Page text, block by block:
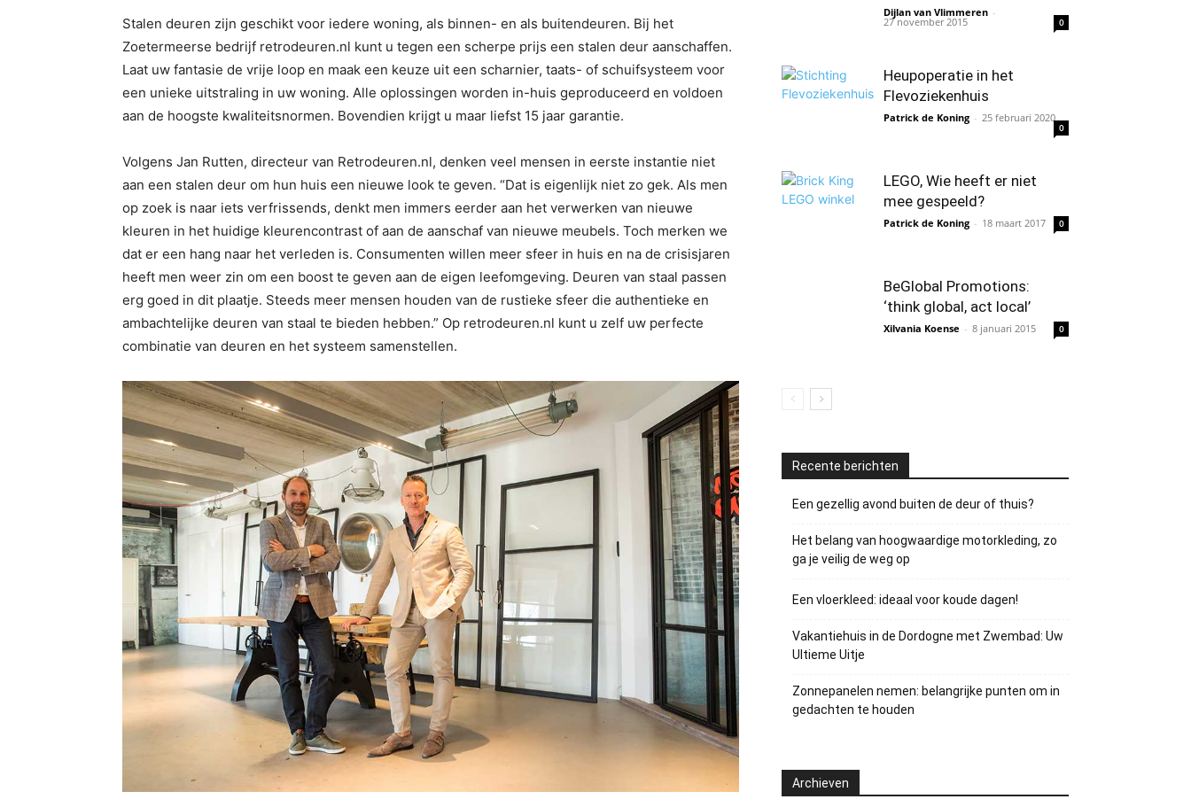
Stalen deuren zijn geschikt voor iedere woning, als binnen- en als buitendeuren. Bij het
Zoetermeerse bedrijf retrodeuren.nl kunt u tegen een scherpe prijs een stalen deur aanschaffen.
Laat uw fantasie de vrije loop en maak een keuze uit een scharnier, taats- of schuifsysteem voor
een unieke uitstraling in uw woning. Alle oplossingen worden in-huis geproduceerd en voldoen
aan de hoogste kwaliteitsnormen. Bovendien krijgt u maar liefst 15 jaar garantie.
Volgens Jan Rutten, directeur van Retrodeuren.nl, denken veel mensen in eerste instantie niet
aan een stalen deur om hun huis een nieuwe look te geven. “Dat is eigenlijk niet zo gek. Als men
op zoek is naar iets verfrissends, denkt men immers eerder aan het verwerken van nieuwe
kleuren in het huidige kleurencontrast of aan de aanschaf van nieuwe meubels. Toch merken we
dat er een hang naar het verleden is. Consumenten willen meer sfeer in huis en na de crisisjaren
heeft men weer zin om een boost te geven aan de eigen leefomgeving. Deuren van staal passen
erg goed in dit plaatje. Steeds meer mensen houden van de rustieke sfeer die authentieke en
ambachtelijke deuren van staal te bieden hebben.” Op retrodeuren.nl kunt u zelf uw perfecte
combinatie van deuren en het systeem samenstellen.
Dijlan van Vlimmeren -
27 november 2015 0
Heupoperatie in het
Flevoziekenhuis
Patrick de Koning - 25 februari 2020
0
LEGO, Wie heeft er niet
mee gespeeld?
Patrick de Koning - 18 maart 2017 0
BeGlobal Promotions:
‘think global, act local’
Xilvania Koense - 8 januari 2015 0
Recente berichten
Een gezellig avond buiten de deur of thuis?
Het belang van hoogwaardige motorkleding, zo
ga je veilig de weg op
Een vloerkleed: ideaal voor koude dagen!
Vakantiehuis in de Dordogne met Zwembad: Uw
Ultieme Uitje
Zonnepanelen nemen: belangrijke punten om in
gedachten te houden
Archieven